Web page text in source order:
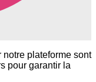
plateforme sont
pour garantir la